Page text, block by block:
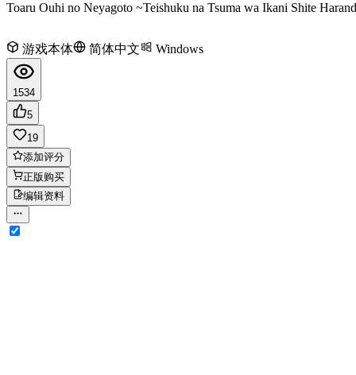
Toaru Ouhi no Neyagoto ~Teishuku na Tsuma wa Ikani Shite
游戏本体 简体中文 Windows
1534
5
19
添加评分
正版购买
编辑资料